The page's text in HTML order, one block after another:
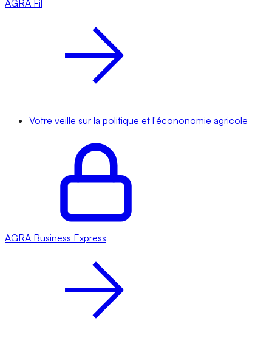
AGRA Fil
Votre veille sur la politique et l'écononomie agricole
AGRA Business Express